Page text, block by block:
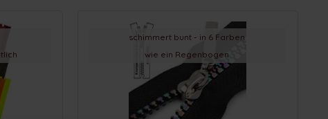
schimmert bunt - in 6 Farben
wie ein Regenbogen